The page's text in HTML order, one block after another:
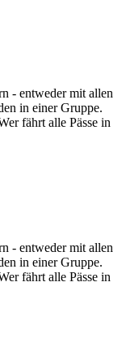
- entweder mit allen
in einer Gruppe.
fährt alle Pässe in
- entweder mit allen
in einer Gruppe.
fährt alle Pässe in